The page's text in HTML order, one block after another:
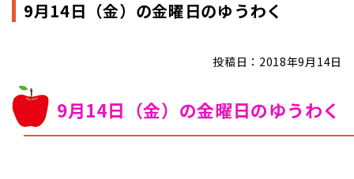
9月14日（金）の金曜日のゆうわく
投稿日：2018年9月14日
9月14日（金）の金曜日のゆうわく